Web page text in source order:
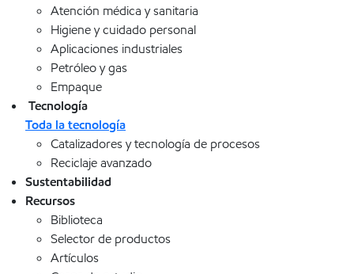
Atención médica y sanitaria
Higiene y cuidado personal
Aplicaciones industriales
Petróleo y gas
Empaque
Tecnología
Toda la tecnología
Catalizadores y tecnología de procesos
Reciclaje avanzado
Sustentabilidad
Recursos
Biblioteca
Selector de productos
Artículos